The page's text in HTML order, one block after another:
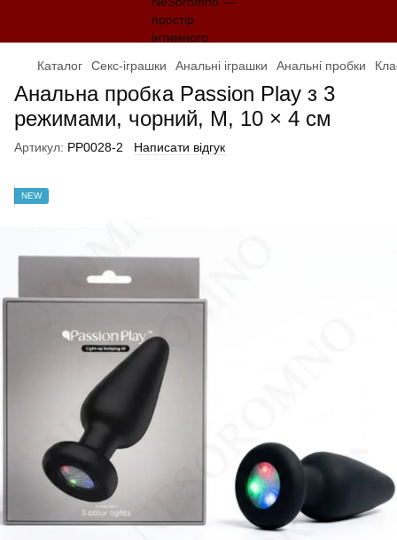
Каталог Секс-іграшки Анальні іграшки Анальні пробки
Анальна пробка Passion Play з 3
режимами, чорний, M, 10 × 4 см
Артикул: PP0028-2 Написати відгук
NEW